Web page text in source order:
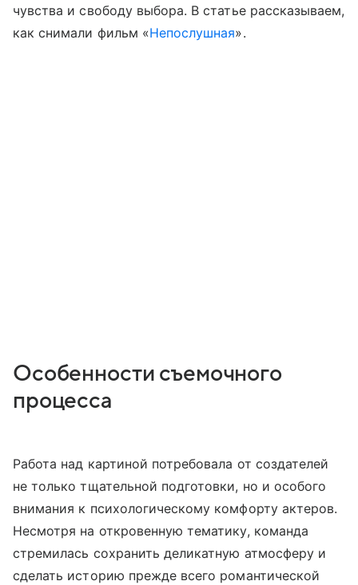
чувства и свободу выбора. В статье рассказываем,
как снимали фильм «Непослушная».
Особенности съемочного
процесса
Работа над картиной потребовала от создателей
не только тщательной подготовки, но и особого
внимания к психологическому комфорту актеров.
Несмотря на откровенную тематику, команда
стремилась сохранить деликатную атмосферу и
сделать историю прежде всего романтической